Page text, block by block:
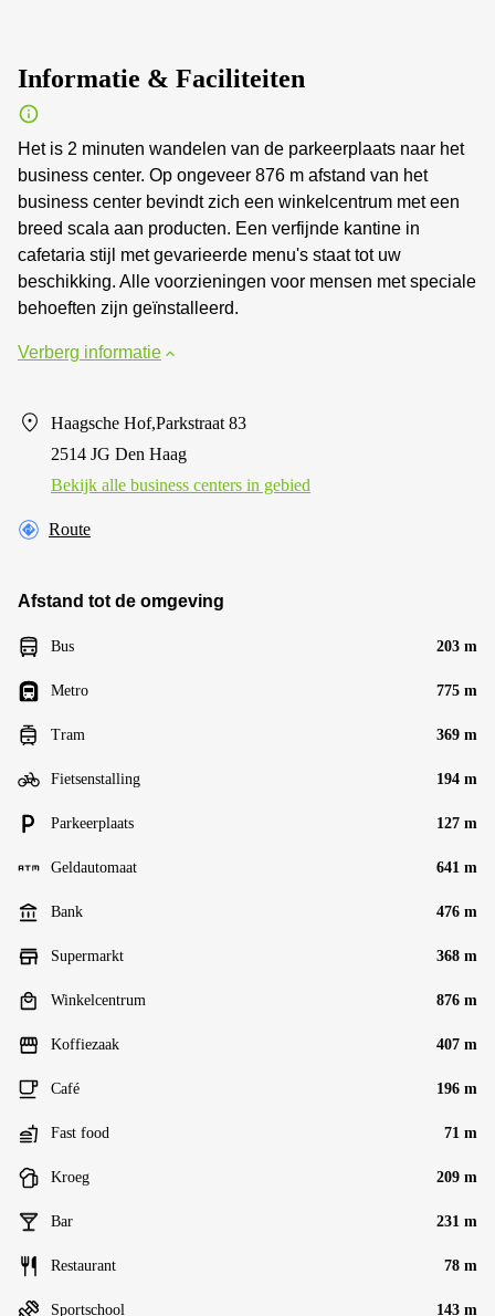
Informatie & Faciliteiten
Het is 2 minuten wandelen van de parkeerplaats naar het
business center. Op ongeveer 876 m afstand van het
business center bevindt zich een winkelcentrum met een
breed scala aan producten. Een verfijnde kantine in
cafetaria stijl met gevarieerde menu's staat tot uw
beschikking. Alle voorzieningen voor mensen met speciale
behoeften zijn geïnstalleerd.
Verberg informatie
Haagsche Hof,Parkstraat 83
2514 JG Den Haag
Bekijk alle business centers in gebied
Route
Afstand tot de omgeving
Bus 203 m
Metro 775 m
Tram 369 m
Fietsenstalling 194 m
Parkeerplaats 127 m
Geldautomaat 641 m
Bank 476 m
Supermarkt 368 m
Winkelcentrum 876 m
Koffiezaak 407 m
Café 196 m
Fast food 71 m
Kroeg 209 m
Bar 231 m
Restaurant 78 m
Sportschool 143 m